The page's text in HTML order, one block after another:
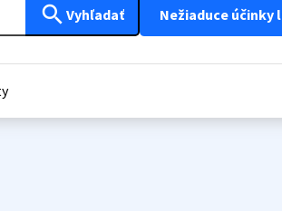
search Vyhľadať Nežiaduce účinky